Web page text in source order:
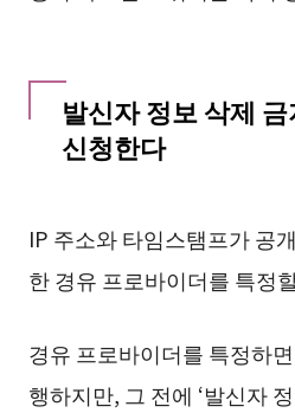
발신자 정보 삭제
신청한다
IP 주소와 타임스탬프가 공
한 경유 프로바이더를 특정
경유 프로바이더를 특정하
행하지만, 그 전에 ‘발신자